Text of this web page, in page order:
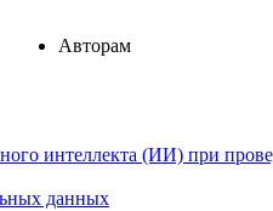
Авторам
интеллекта (ИИ) при
данных